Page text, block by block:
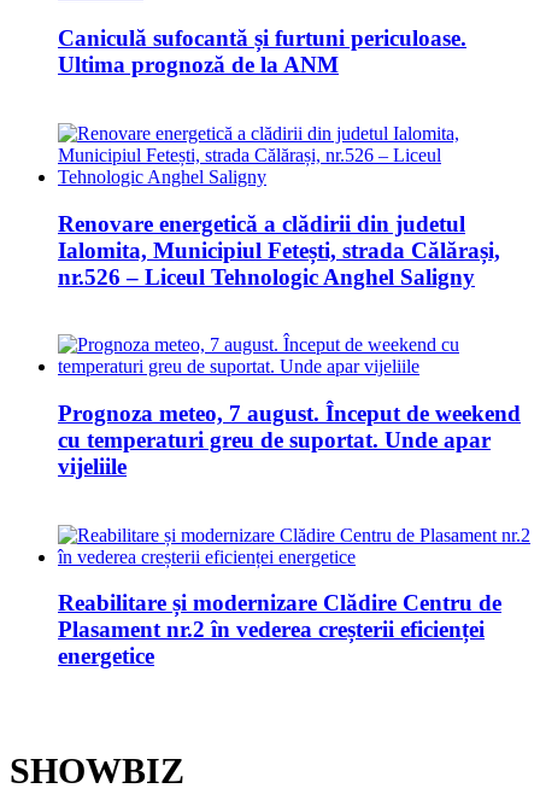
Caniculă sufocantă și furtuni periculoase.
Ultima prognoză de la ANM
Renovare energetică a clădirii din judetul
Ialomita, Municipiul Fetești, strada Călărași,
nr.526 – Liceul Tehnologic Anghel Saligny
Prognoza meteo, 7 august. Început de weekend
cu temperaturi greu de suportat. Unde apar
vijeliile
Reabilitare și modernizare Clădire Centru de
Plasament nr.2 în vederea creșterii eficienței
energetice
SHOWBIZ